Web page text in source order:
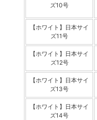
ズ10号
【ホワイト】日本サイ
ズ11号
【ホワイト】日本サイ
ズ12号
【ホワイト】日本サイ
ズ13号
【ホワイト】日本サイ
ズ14号